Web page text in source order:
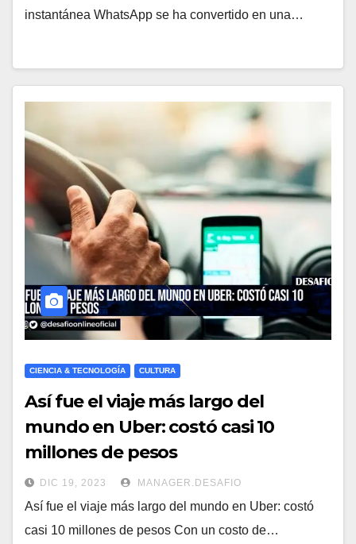
instantánea WhatsApp se ha convertido en una…
CIENCIA & TECNOLOGÍA CULTURA
Así fue el viaje más largo del
mundo en Uber: costó casi 10
millones de pesos
DIC 19, 2023 MANAGER.DESAFIO
Así fue el viaje más largo del mundo en Uber: costó
casi 10 millones de pesos Con un costo de…